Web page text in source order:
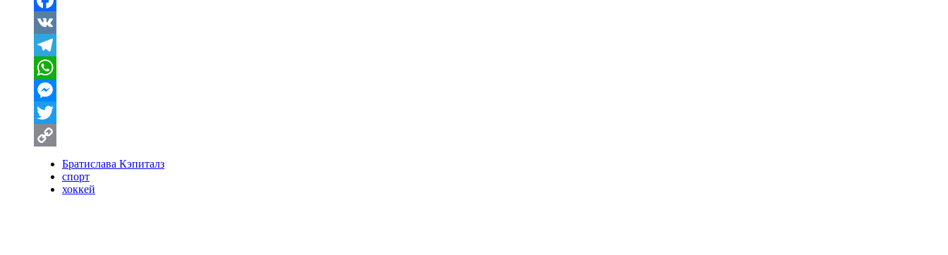
Facebook
VK
Telegram
WhatsApp
Messenger
Twitter
Link
Братислава Кэпиталз
спорт
хоккей